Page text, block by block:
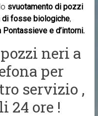
svuotamento di pozzi
di fosse biologiche,
e d’intorni.
neri a
per
servizio ,
24 ore !